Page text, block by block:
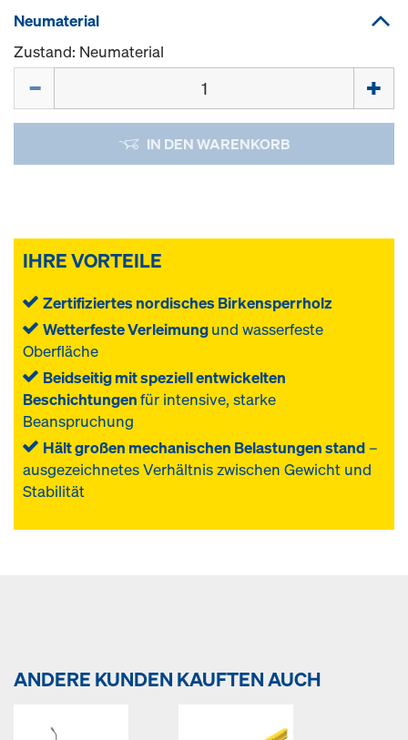
Neumaterial
Zustand: Neumaterial
IN DEN WARENKORB
IHRE VORTEILE
Zertifiziertes nordisches Birkensperrholz
Wetterfeste Verleimungund wasserfeste
Oberfläche
Beidseitig mit speziell entwickelten
Beschichtungenfür intensive, starke
Beanspruchung
Hält großen mechanischen Belastungen stand–
ausgezeichnetes Verhältnis zwischen Gewicht und
Stabilität
ANDERE KUNDEN KAUFTEN AUCH